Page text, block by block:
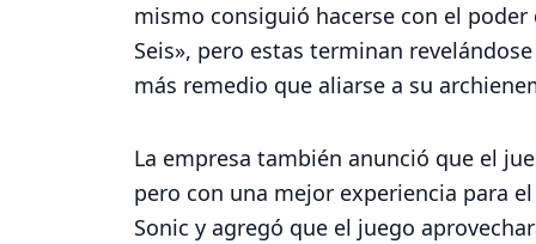
mismo consiguió hacerse con el
Seis», pero estas terminan
más remedio que aliarse a su
La empresa también anunció que el
pero con una mejor experiencia para
Sonic y agregó que el juego